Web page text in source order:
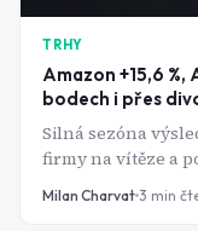
TRHY
Amazon +15,6 %,
bodech i přes
Silná sezóna
firmy na vítěze a
o desítky procent,
sazby nezměnil,
Milan Charvat 3 min